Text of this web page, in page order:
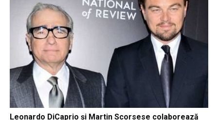
Leonardo DiCaprio și Martin Scorsese colaborează